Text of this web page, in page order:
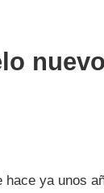
hace ya unos